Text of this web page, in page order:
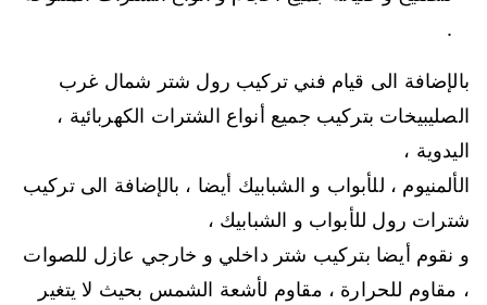
.
بالإضافة الى قيام فني تركيب رول شتر شمال غرب
الصليبيخات بتركيب جميع أنواع الشترات الكهربائية ،
اليدوية ،
الألمنيوم ، للأبواب و الشبابيك أيضا ، بالإضافة الى تركيب
شترات رول للأبواب و الشبابيك ،
و نقوم أيضا بتركيب شتر داخلي و خارجي عازل للصوات
، مقاوم للحرارة ، مقاوم لأشعة الشمس بحيث لا يتغير